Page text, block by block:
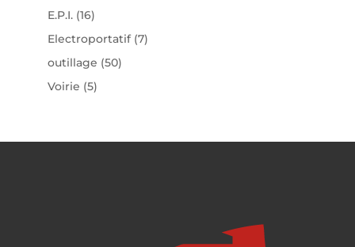
E.P.I. (16)
Electroportatif (7)
outillage (50)
Voirie (5)